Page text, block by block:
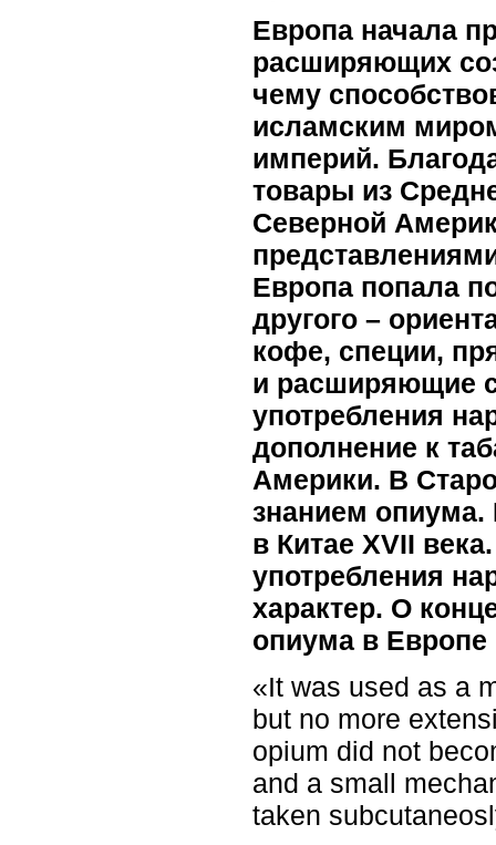
Европа начала
расширяющих
чему
исламским
империй.
товары из
Северной
Европа попала
другого –
кофе, специи,
и расширяющие
употребления
дополнение к
Америки. В
знанием
в Китае XVII
употребления
характер. О
опиума в Европе
«It was used as a
but no more
opium did not
and a small
taken